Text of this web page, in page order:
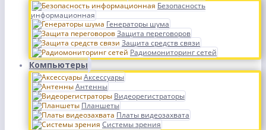
Безопасность
информационная
Генераторы шума
Защита переговоров
Защита средств связи
Радиомониторинг сетей
Компьютеры
Аксессуары
Антенны
Видеорегистраторы
Планшеты
Платы видеозахвата
Системы зрения